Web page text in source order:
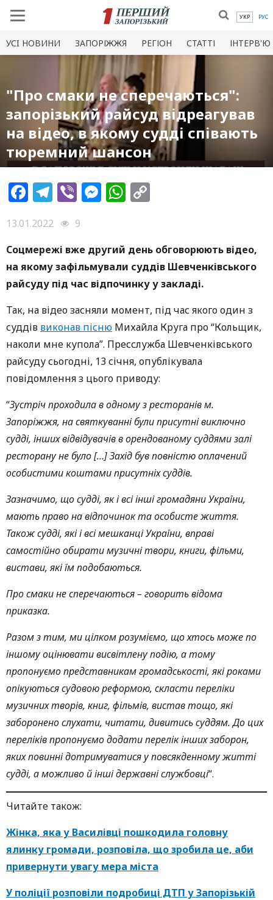
УКР РУС
УСI НОВИНИ ЗАПОРІЖЖЯ РЕГІОН СТАТТІ ІНТЕРВ'Ю
"Про смаки не сперечаються":
запорізький райсуд відреагував
на відео, в якому судді співають
тюремний шансон
Facebook
Telegram
ViberMessenger
WhatsApp
13.01.2022
9
Соцмережі вже другий день обговорюють відео,
на якому зафільмували суддів Шевченківського
райсуду під час відпочинку у закладі.
Так, на відео засняли момент, під час якого один з
суддів виконав пісню Михайла Круга про “Кольщик,
наколи мне купола”. Пресслужба Шевченківського
райсуду сьогодні, 13 січня, опублікувала
повідомлення з цього приводу:
“Зустріч проходила в одному з ресторанів м.
Запоріжжя, на святкуванні були присутні виключно
судді, інших відвідувачів в орендованому суддями залі
ресторану не було […] Захід був повністю оплачений
особистими коштами присутніх суддів.
Зазначимо, що судді, як і всі інші громадяни України,
мають право на відпочинок та особисте життя.
Також судді, які і всі мешканці України, вправі
самостійно обирати музичні твори, книги, фільми,
вистави, які їм подобаються.
Про смаки не сперечаються – говорить відома
приказка.
Разом з тим, ми цілком розуміємо, що хтось може по
іншому оцінювати висвітлену подію, а тому
пропонуємо представникам громадськості, які роками
опікуються судовою реформою, скласти переліки
музичних творів, книг, фільмів, вистав тощо, які
заборонено слухати, читати, дивитись суддям. До цих
переліків пропонуємо додати перелік інших заборон,
яких повинні дотримуватися у повсякденному житті
судді, а можливо й інші державні службовці“.
Читайте також:
Жінка, яка у Василівці пошкодила головну
ялинку громади, розповіла, що зробила це, аби
привернути увагу мера міста
У поліції розповіли подробиці ДТП у Запорізькій